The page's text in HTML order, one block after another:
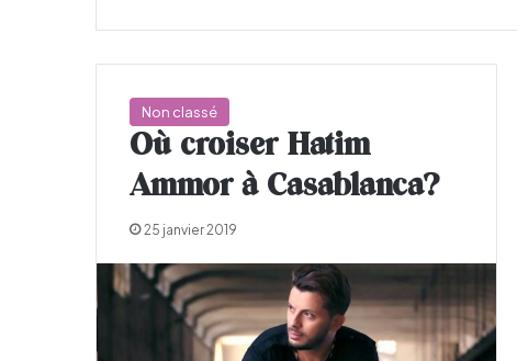
Non classé
Où croiser Hatim
Ammor à Casablanca?
25 janvier 2019